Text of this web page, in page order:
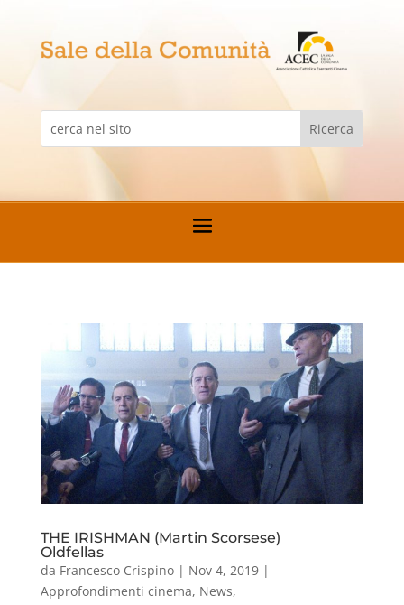
THE IRISHMAN (Martin Scorsese)
Oldfellas
da Francesco Crispino| Nov 4, 2019|
Approfondimenti cinema, News,